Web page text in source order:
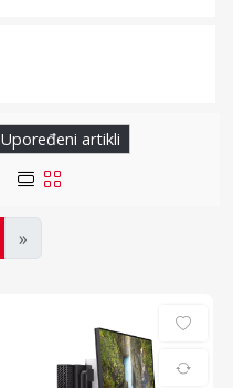
Upoređeni artikli
»